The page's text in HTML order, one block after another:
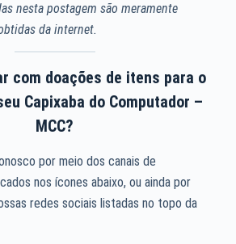
nesta postagem são meramente
da internet.
com doações de itens para o
Capixaba do Computador –
MCC?
por meio dos canais de
nos ícones abaixo, ou ainda por
redes sociais listadas no topo da